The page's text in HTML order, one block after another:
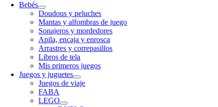
Bebés
Doudous y peluches
Mantas y alfombras de juego
Sonajeros y mordedores
Apila, encaja y enrosca
Arrastres y correpasillos
Libros de tela
Mis primeros juegos
Juegos y juguetes
Juegos de viaje
FABA
LEGO